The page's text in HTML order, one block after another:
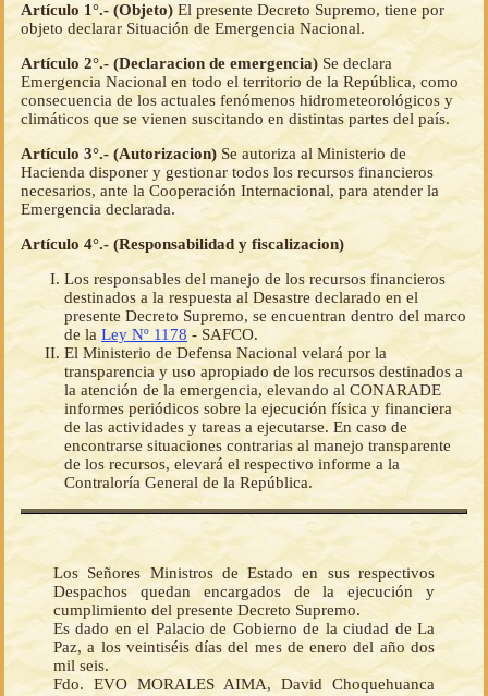
Artículo 1°.- (Objeto) El presente Decreto Supremo, tiene por
objeto declarar Situación de Emergencia Nacional.
Artículo 2°.- (Declaracion de emergencia) Se declara
Emergencia Nacional en todo el territorio de la República, como
consecuencia de los actuales fenómenos hidrometeorológicos y
climáticos que se vienen suscitando en distintas partes del país.
Artículo 3°.- (Autorizacion) Se autoriza al Ministerio de
Hacienda disponer y gestionar todos los recursos financieros
necesarios, ante la Cooperación Internacional, para atender la
Emergencia declarada.
Artículo 4°.- (Responsabilidad y fiscalizacion)
Los responsables del manejo de los recursos financieros
destinados a la respuesta al Desastre declarado en el
presente Decreto Supremo, se encuentran dentro del marco
de la Ley Nº 1178 - SAFCO.
El Ministerio de Defensa Nacional velará por la
transparencia y uso apropiado de los recursos destinados a
la atención de la emergencia, elevando al CONARADE
informes periódicos sobre la ejecución física y financiera
de las actividades y tareas a ejecutarse. En caso de
encontrarse situaciones contrarias al manejo transparente
de los recursos, elevará el respectivo informe a la
Contraloría General de la República.
Los Señores Ministros de Estado en sus respectivos
Despachos quedan encargados de la ejecución y
cumplimiento del presente Decreto Supremo.
Es dado en el Palacio de Gobierno de la ciudad de La
Paz, a los veintiséis días del mes de enero del año dos
mil seis.
Fdo. EVO MORALES AIMA, David Choquehuanca